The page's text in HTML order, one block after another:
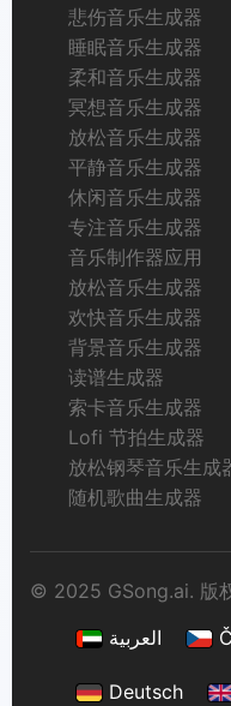
悲伤音乐生成器
睡眠音乐生成器
柔和音乐生成器
冥想音乐生成器
放松音乐生成器
平静音乐生成器
休闲音乐生成器
专注音乐生成器
音乐制作器应用
放松音乐生成器
欢快音乐生成器
背景音乐生成器
读谱生成器
索卡音乐生成器
Lofi 节拍生成器
放松钢琴音乐生成
随机歌曲生成器
© 2025 GSong.ai. 版
العربية
Deutsch